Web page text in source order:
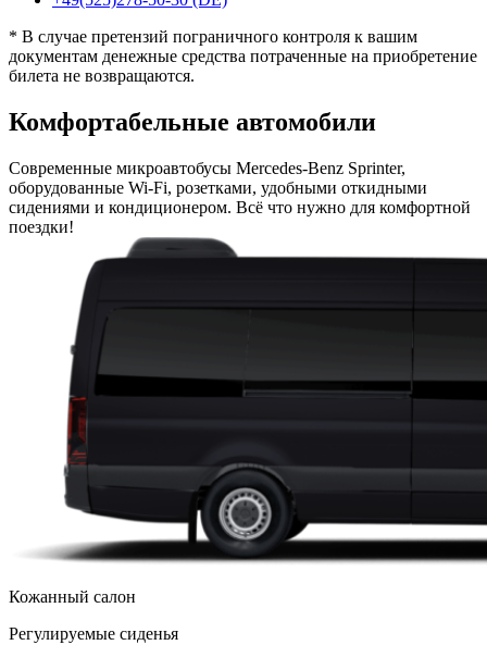
* В случае претензий пограничного контроля к вашим
документам денежные средства потраченные на приобретение
билета не возвращаются.
Комфортабельные автомобили
Современные микроавтобусы Mercedes-Benz Sprinter,
оборудованные Wi-Fi, розетками, удобными откидными
сидениями и кондиционером. Всё что нужно для комфортной
поездки!
Кожанный салон
Регулируемые сиденья